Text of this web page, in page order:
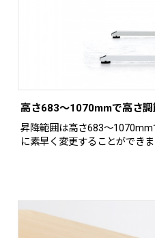
高さ683～1070mmで高さ調
昇降範囲は高さ683～
に素早く変更することができま